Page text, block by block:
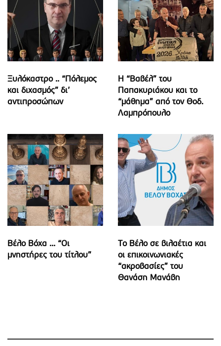
Ξυλόκαστρο .. “Πόλεμος
και διχασμός” δι’
αντιπροσώπων
Η “Βαβέλ” του
Παπακυριάκου και το
“μάθημα” από τον Θοδ.
Λαμπρόπουλο
Βέλο Βόχα ... “Οι
μνηστήρες του τίτλου”
Το Βέλο σε βιλαέτια και
οι επικοινωνιακές
“ακροβασίες” του
Θανάση Μανάβη